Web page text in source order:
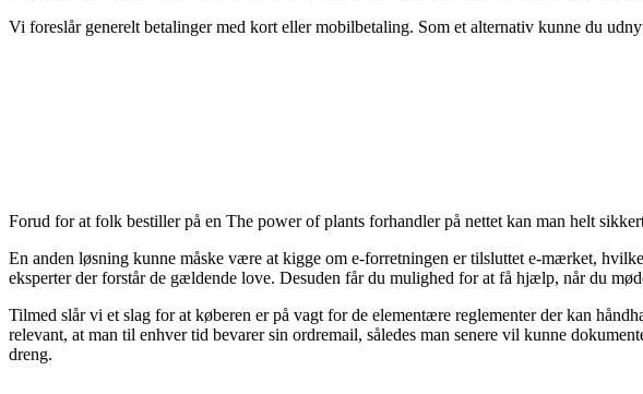
Vi foreslår generelt betalinger med kort eller mobilbetaling. Som et alternativ kunne du
Forud for at folk bestiller på en The power of plants forhandler på nettet kan man helt
En anden løsning kunne måske være at kigge om e-forretningen er tilsluttet e-mærket,
eksperter der forstår de gældende love. Desuden får du mulighed for at få hjælp, når du
Tilmed slår vi et slag for at køberen er på vagt for de elementære reglementer der kan
relevant, at man til enhver tid bevarer sin ordremail, således man senere vil kunne
dreng.